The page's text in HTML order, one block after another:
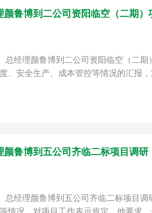
颜鲁博到二公司资阳临空（二期）
总经理颜鲁博到二公司资阳临空（二
、安全生产、成本管控等情况的汇报
鲁博到五公司齐临二标项目调研
总经理颜鲁博到五公司齐临二标项目